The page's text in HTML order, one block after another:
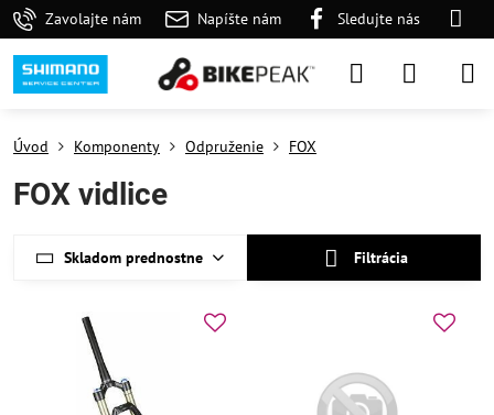
Zavolajte nám Napíšte nám Sledujte nás
Úvod Komponenty Odpruženie FOX
FOX vidlice
Skladom prednostne Filtrácia